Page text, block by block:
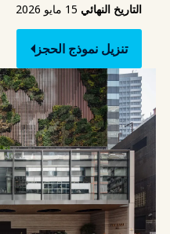
التاريخ النهائي
تنزيل نموذج الحجز